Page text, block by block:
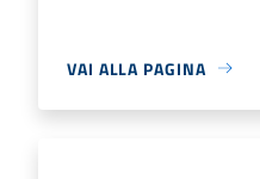
VAI ALLA PAGINA